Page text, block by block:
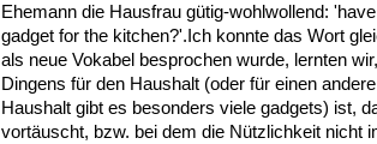
Ehemann die Hausfrau gütig-wohlwollend:
gadget for the kitchen?'.Ich konnte das Wort
als neue Vokabel besprochen wurde, lernten
Dingens für den Haushalt (oder für einen
Haushalt gibt es besonders viele gadgets) ist,
vortäuscht, bzw. bei dem die Nützlichkeit nicht